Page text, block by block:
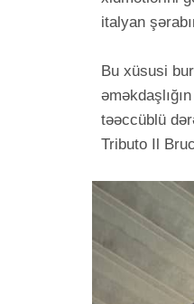
italyan
Bu xüsusi
təəccüblü
Tributo Il